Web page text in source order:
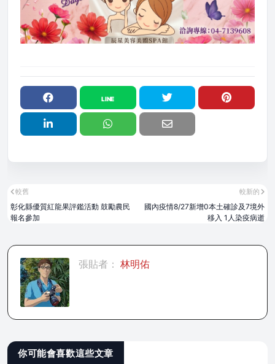
較新的
國內疫情8/27新增0本土確診及7境外
移入 1人染疫病逝
較舊
彰化縣優質紅龍果評鑑活動 鼓勵農民
報名參加
張貼者： 林明佑
你可能會喜歡這些文章